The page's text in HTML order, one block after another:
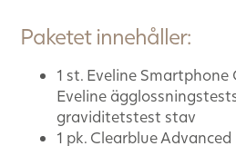
Paketet innehåller:
1 st. Eveline Smartphone
Eveline
graviditetstest stav
1 pk. Clearblue